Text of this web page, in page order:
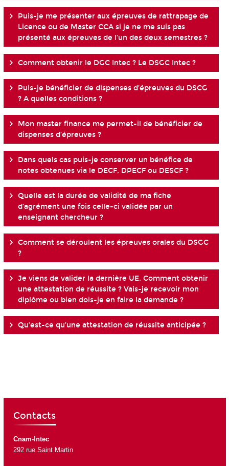
Puis-je me présenter aux épreuves de rattrapage de
Licence ou de Master CCA si je ne me suis pas
présenté aux épreuves de l’un des deux semestres ?
Comment obtenir le DGC Intec ? Le DSGC Intec ?
Puis-je bénéficier de dispenses d’épreuves du DSCG
? A quelles conditions ?
Mon master finance me permet-il de bénéficier de
dispenses d’épreuves ?
Dans quels cas puis-je conserver un bénéfice de
notes obtenues via le DECF, DPECF ou DESCF ?
Quelle est la durée de validité de ma fiche
d’agrément une fois celle-ci validée par un
enseignant chercheur ?
Comment se déroulent les épreuves orales du DSGC
?
Je viens de valider la dernière UE. Comment obtenir
une attestation de réussite ? Vais-je recevoir mon
diplôme ou bien dois-je en faire la demande ?
Qu’est-ce qu’une attestation de réussite anticipée ?
Contacts
Cnam-Intec
292 rue Saint Martin